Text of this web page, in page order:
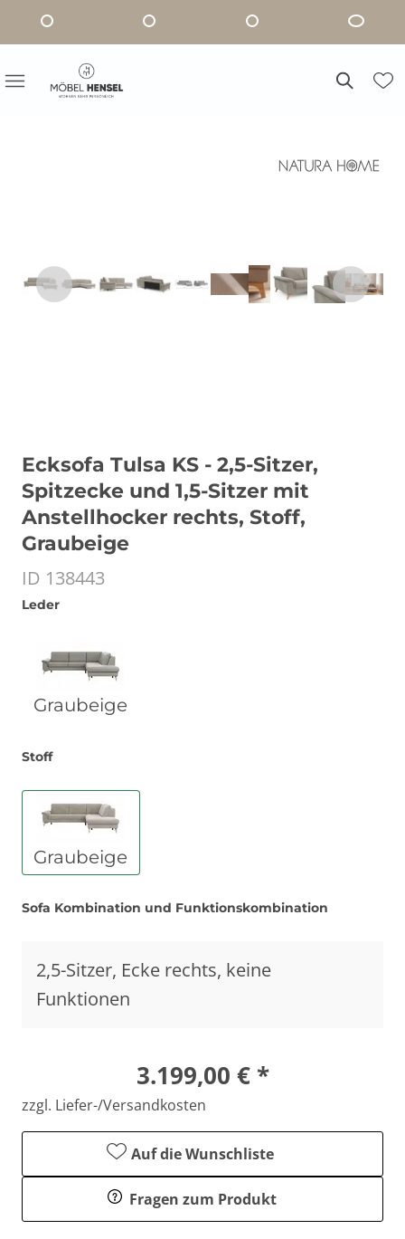
Ecksofa Tulsa KS - 2,5-Sitzer,
Spitzecke und 1,5-Sitzer mit
Anstellhocker rechts, Stoff,
Graubeige
ID 138443
Leder
Graubeige
Stoff
Graubeige
Sofa Kombination und Funktionskombination
2,5-Sitzer, Ecke rechts, keine
Funktionen
3.199,00 € *
zzgl. Liefer-/Versandkosten
Auf die Wunschliste
Fragen zum Produkt